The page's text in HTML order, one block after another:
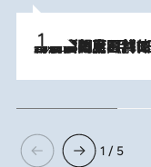
2026.8.8
「最後に見られてよかった」上野動物園の東園パンダ舎が解体前に特別公開。8月16日まで延長されたパネル展と共に辿る“半世紀”のパンダ飼育《解体工事の図面あり》
1 / 5